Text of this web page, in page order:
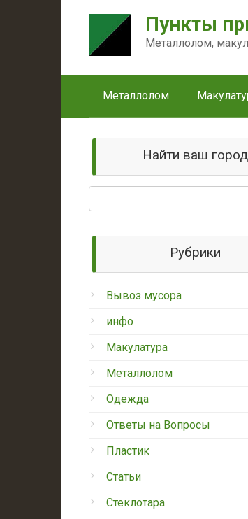
Пункты
Металлолом,
Металлолом
Найти ваш город
Рубрики
Вывоз мусора
инфо
Макулатура
Металлолом
Одежда
Ответы на Вопросы
Пластик
Статьи
Стеклотара